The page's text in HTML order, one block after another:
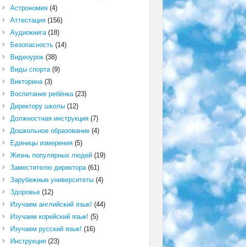
Астрономия(4)
Аттестация(156)
Аудиокнига(18)
Безопасность(14)
Видеоурок(38)
Виды спорта(9)
Викторина(3)
Воспитание ребёнка(23)
Директору школы(12)
Должностная инструкция(7)
Дошкольное образование(4)
Единицы измерения(5)
Жизнь популярных людей(19)
Заместителю директора(61)
Зарубежные университеты(4)
Здоровье(12)
Изучаем английский язык! (44)
Изучаем корейский язык! (5)
Изучаем русский язык! (16)
Инструкция(23)